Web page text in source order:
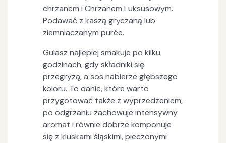
chrzanem i Chrzanem Luksusowym.
Podawać z kaszą gryczaną lub
ziemniaczanym purée.
Gulasz najlepiej smakuje po kilku
godzinach, gdy składniki się
przegryzą, a sos nabierze głębszego
koloru. To danie, które warto
przygotować także z wyprzedzeniem,
po odgrzaniu zachowuje intensywny
aromat i równie dobrze komponuje
się z kluskami śląskimi, pieczonymi